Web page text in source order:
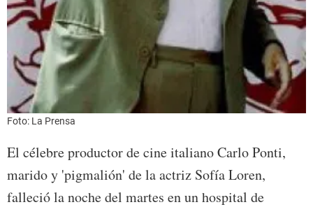
Foto: La Prensa
El célebre productor de cine italiano Carlo Ponti,
marido y 'pigmalión' de la actriz Sofía Loren,
falleció la noche del martes en un hospital de